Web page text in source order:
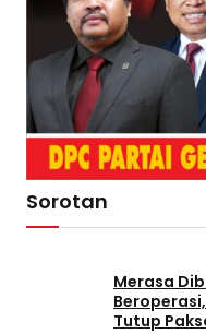
Sorotan
Merasa
Tutup